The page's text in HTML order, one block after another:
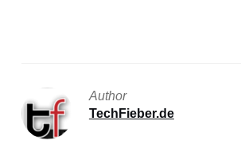
Author
TechFieber.de